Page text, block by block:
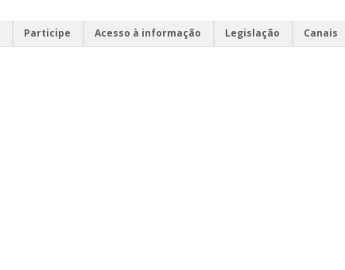
Participe Acesso à informação Legislação
Canais